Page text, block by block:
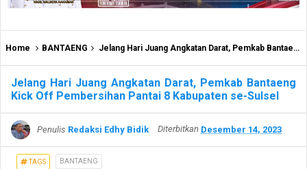
Home BANTAENG Jelang Hari Juang Angkatan Darat, Pemkab Bantaeng Kick Off Pembersihan Pantai 8 Kabupaten se-Sulsel
Jelang Hari Juang Angkatan Darat, Pemkab Bantaeng
Kick Off Pembersihan Pantai 8 Kabupaten se-Sulsel
Penulis Redaksi Edhy Bidik Diterbitkan Desember 14, 2023
TAGS BANTAENG